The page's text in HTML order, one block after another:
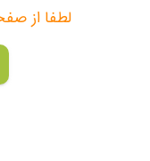
لطفا از